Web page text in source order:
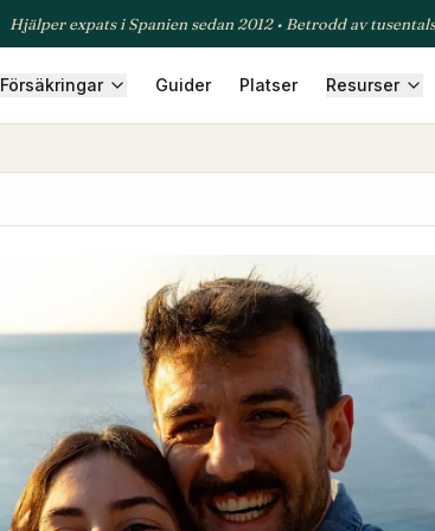
Hjälper expats i Spanien sedan 2012 • Betrodd av tusentals
Försäkringar Guider Platser Resurser